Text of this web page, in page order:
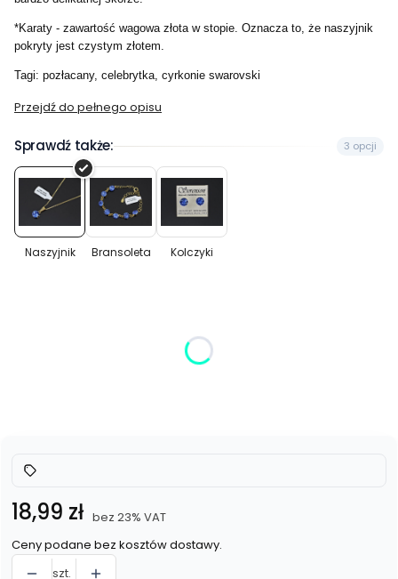
*Karaty - zawartość wagowa złota w stopie. Oznacza to, że naszyjnik
pokryty jest czystym złotem.
Tagi: pozłacany, celebrytka, cyrkonie swarovski
Przejdź do pełnego opisu
Sprawdź także: 3 opcji
Naszyjnik
Naszyjnik
Bransoleta
Bransoleta
Kolczyki
Kolczyki
Cena
18,99 zł bez 23% VAT
Ceny podane bez kosztów dostawy.
szt.